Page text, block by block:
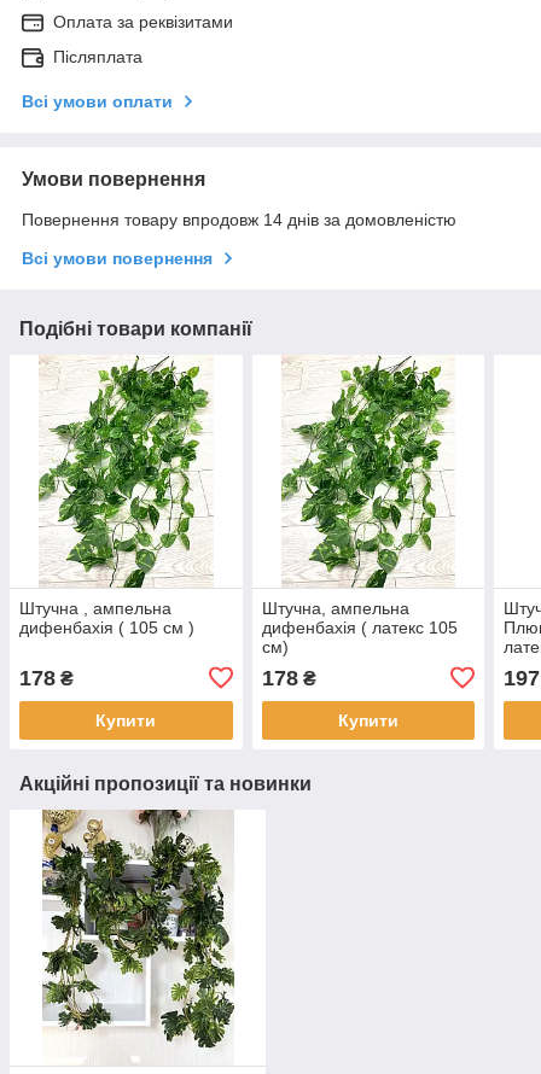
Оплата за реквізитами
Післяплата
Всі умови оплати
Умови повернення
Повернення товару впродовж 14 днів за домовленістю
Всі умови повернення
Подібні товари компанії
Штучна , ампельна
дифенбахія ( 105 см )
178 ₴
Купити
Штучна, ампельна
дифенбахія ( латекс 105
см)
178₴
Купити
197
Акційні пропозиції та новинки